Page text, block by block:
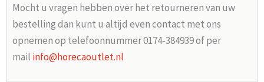
Mocht u vragen hebben over het retourneren van uw
bestelling dan kunt u altijd even contact met ons
opnemen op telefoonnummer 0174-384939 of per
mail info@horecaoutlet.nl